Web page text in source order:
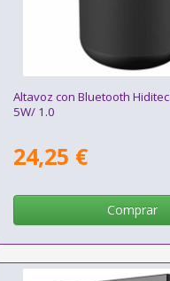
Altavoz con Bluetooth
5W/ 1.0
24,25 €
Comprar